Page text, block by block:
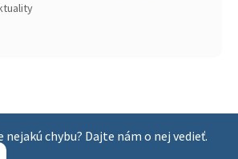
chybu? Dajte nám o nej vedieť.